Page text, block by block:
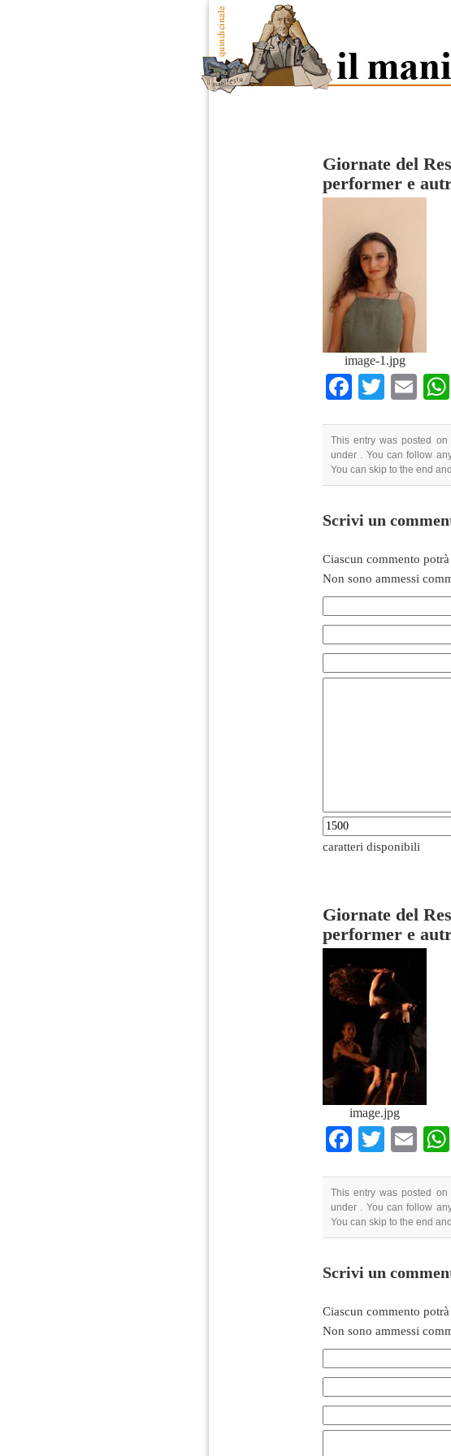
Giornate del
performer e
image-1.jpg
Facebook
Twitter
This entry was posted
under . You can follow
You can skip to the end
Scrivi un
Ciascun commento
Non sono ammessi
caratteri disponibili
Giornate del
performer e
image.jpg
Facebook
This entry was posted
under . You can follow
You can skip to the end
Scrivi un
Ciascun commento
Non sono ammessi